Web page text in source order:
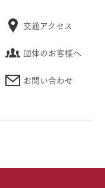
交通アクセス
団体のお客様へ
お問い合わせ